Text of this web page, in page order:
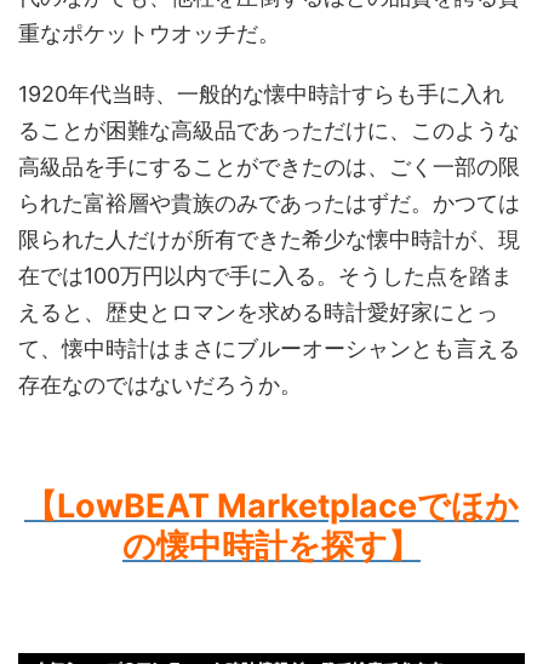
重なポケットウオッチだ。
1920年代当時、一般的な懐中時計すらも手に入れ
ることが困難な高級品であっただけに、このような
高級品を手にすることができたのは、ごく一部の限
られた富裕層や貴族のみであったはずだ。かつては
限られた人だけが所有できた希少な懐中時計が、現
在では100万円以内で手に入る。そうした点を踏ま
えると、歴史とロマンを求める時計愛好家にとっ
て、懐中時計はまさにブルーオーシャンとも言える
存在なのではないだろうか。
【LowBEAT Marketplaceでほか
の懐中時計を探す】